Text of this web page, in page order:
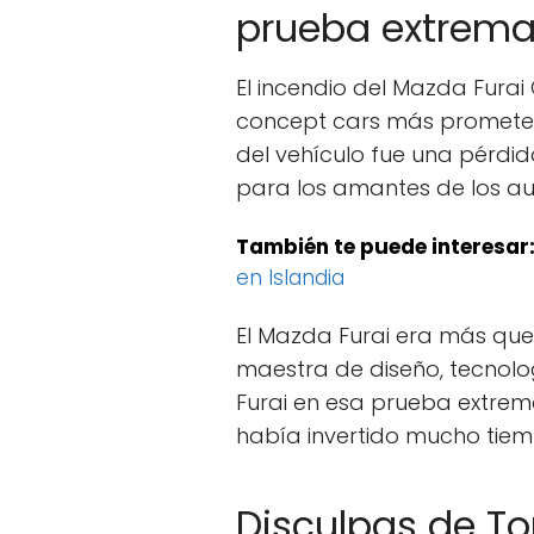
prueba
El incendio del Mazda
concept cars más
del vehículo fue una
para los amantes de los
También te puede
en Islandia
El Mazda Furai era más
maestra de diseño,
Furai en esa prueba
había invertido mucho